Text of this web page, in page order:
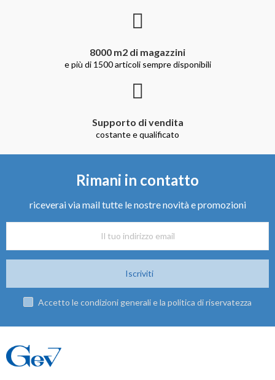
8000 m2 di magazzini
e più di 1500 articoli sempre disponibili
Supporto di vendita
costante e qualificato
Rimani in contatto
riceverai via mail tutte le nostre novità e promozioni
Iscriviti
Accetto le condizioni generali e la politica di riservatezza